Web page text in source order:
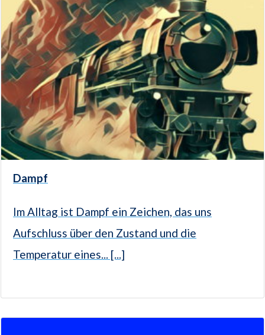
Dampf
Im Alltag ist Dampf ein Zeichen, das uns
Aufschluss über den Zustand und die
Temperatur eines... [...]